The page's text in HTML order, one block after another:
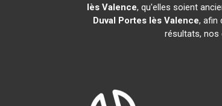
lès Valence, qu'elles soient
Duval Portes lès Valence, afin
résultats, nos